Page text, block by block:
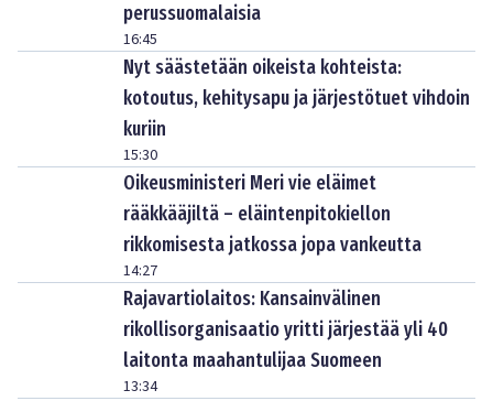
perussuomalaisia
16:45
Nyt säästetään oikeista kohteista:
kotoutus, kehitysapu ja järjestötuet vihdoin
kuriin
15:30
Oikeusministeri Meri vie eläimet
rääkkääjiltä – eläintenpitokiellon
rikkomisesta jatkossa jopa vankeutta
14:27
Rajavartiolaitos: Kansainvälinen
rikollisorganisaatio yritti järjestää yli 40
laitonta maahantulijaa Suomeen
13:34